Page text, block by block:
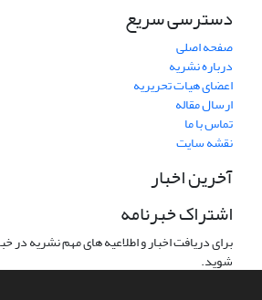
دسترسی سریع
صفحه اصلی
درباره نشریه
اعضای هیات تحریریه
ارسال مقاله
تماس با ما
نقشه سایت
آخرین اخبار
اشتراک خبرنامه
برای دریافت اخبار و اطلاعیه های مهم نشریه در
شوید.